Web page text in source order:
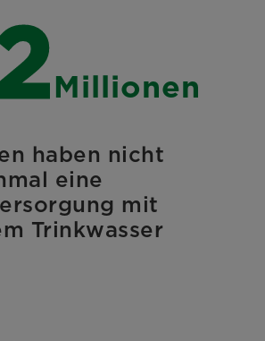
haben nicht